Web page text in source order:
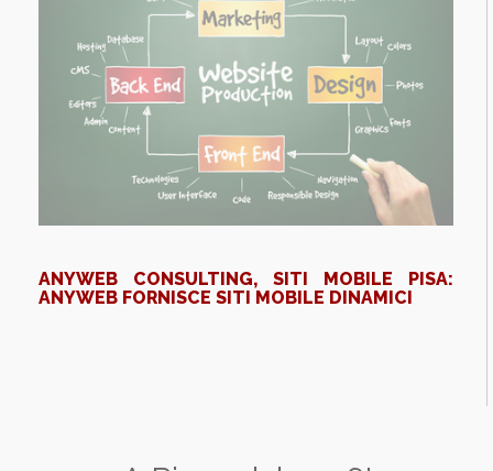
ANYWEB CONSULTING, SITI MOBILE PISA:
ANYWEB FORNISCE SITI MOBILE DINAMICI